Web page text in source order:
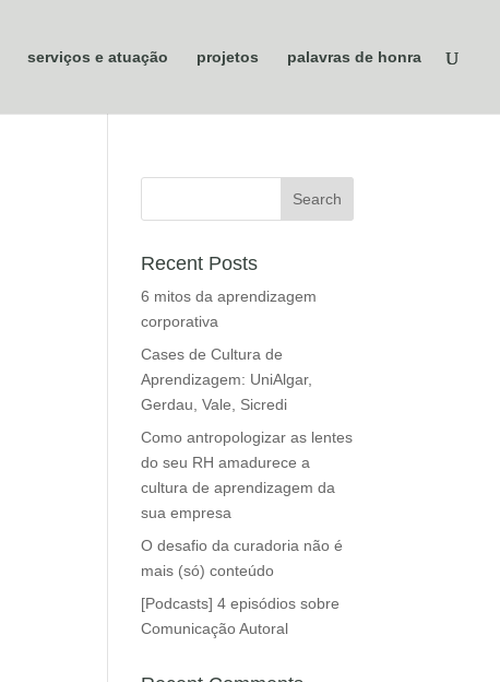
serviços e atuação projetos palavras de honra
Recent Posts
6 mitos da aprendizagem
corporativa
Cases de Cultura de
Aprendizagem: UniAlgar,
Gerdau, Vale, Sicredi
Como antropologizar as lentes
do seu RH amadurece a
cultura de aprendizagem da
sua empresa
O desafio da curadoria não é
mais (só) conteúdo
[Podcasts] 4 episódios sobre
Comunicação Autoral